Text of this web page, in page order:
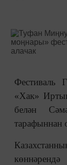
Фестиваль
«Хак»
белән
тарафыннан